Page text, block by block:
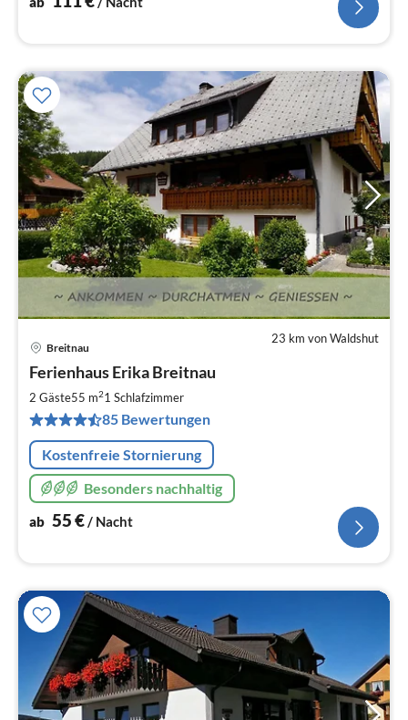
23 km von Waldshut
Breitnau
Ferienhaus Erika Breitnau
2 Gäste55 m21 Schlafzimmer
85 Bewertungen
Kostenfreie Stornierung
Besonders nachhaltig
ab 55€/ Nacht